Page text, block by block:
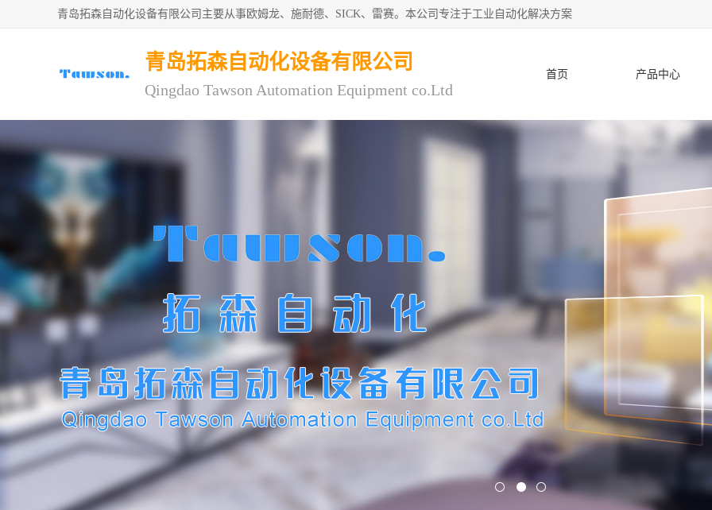
青岛拓森自动化设备有限公司主要从事欧姆龙、施耐德、SICK、雷赛。本公司专注于工业自动化解决方案
青岛拓森自动化设备有限公司
Qingdao Tawson Automation Equipment co.Ltd
首页 产品中心